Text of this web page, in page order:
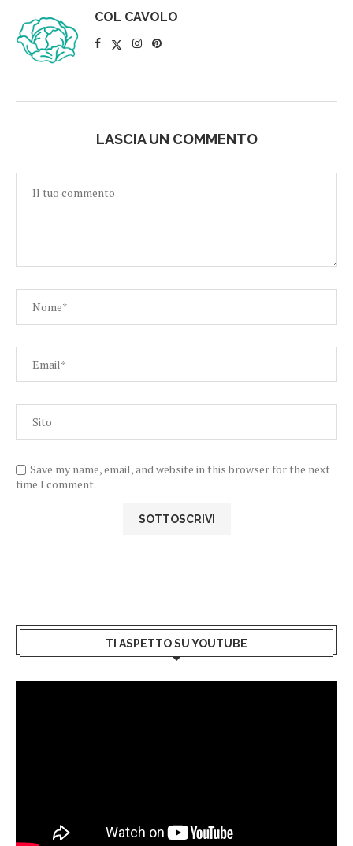
COL CAVOLO
LASCIA UN COMMENTO
Save my name, email, and website in this browser for the next
time I comment.
TI ASPETTO SU YOUTUBE